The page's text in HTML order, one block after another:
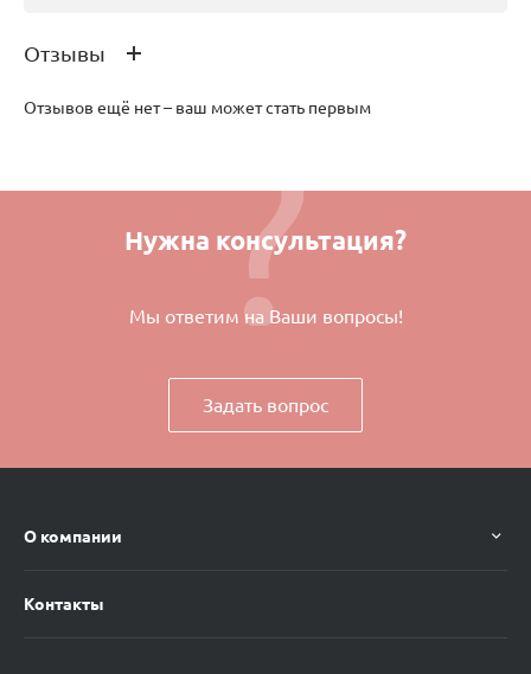
Отзывы
Отзывов ещё нет – ваш может стать первым
Нужна консультация?
Мы ответим на Ваши вопросы!
Задать вопрос
О компании
Контакты